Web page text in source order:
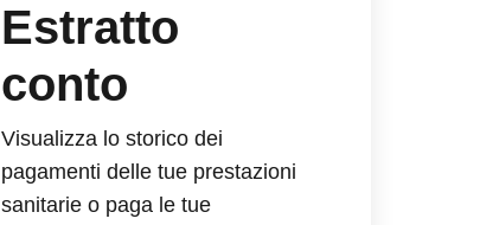
Estratto
conto
Visualizza lo storico dei
pagamenti delle tue prestazioni
sanitarie o paga le tue